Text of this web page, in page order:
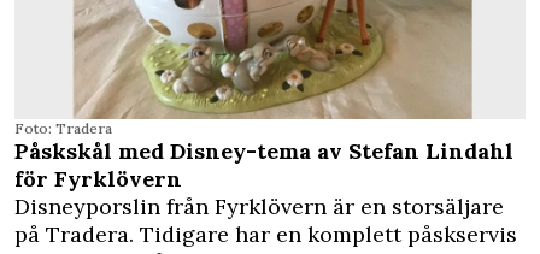
Foto: Tradera
Påskskål med Disney-tema av Stefan Lindahl
för Fyrklövern
Disneyporslin från Fyrklövern är en storsäljare
på Tradera. Tidigare har en komplett påskservis